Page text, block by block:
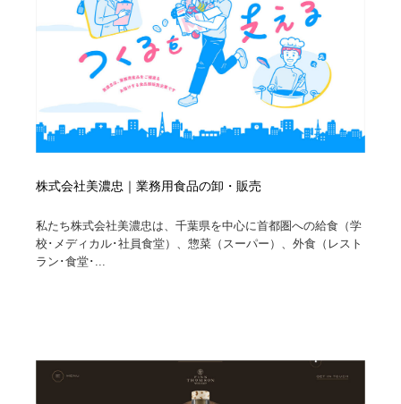
株式会社美濃忠｜業務用食品の卸・販売
私たち株式会社美濃忠は、千葉県を中心に首都圏への給食（学
校･メディカル･社員食堂）、惣菜（スーパー）、外食（レスト
ラン･食堂･...